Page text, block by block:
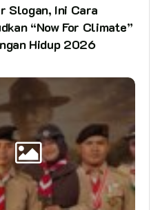
Slogan, Ini Cara
“Now For Climate”
Hidup 2026